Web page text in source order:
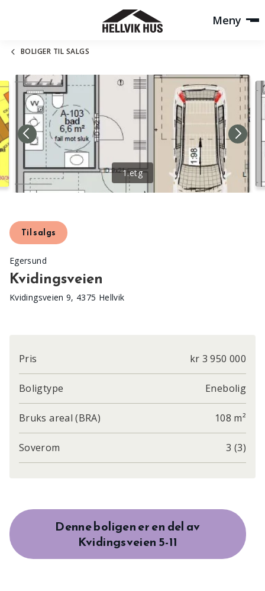
Meny
BOLIGER TIL SALGS
1.etg
Til salgs
Egersund
Kvidingsveien
Kvidingsveien 9, 4375 Hellvik
Pris kr 3 950 000
Boligtype Enebolig
Bruks areal (BRA) 108 m²
Soverom 3 (3)
Denne boligen er en del av
Kvidingsveien 5-11